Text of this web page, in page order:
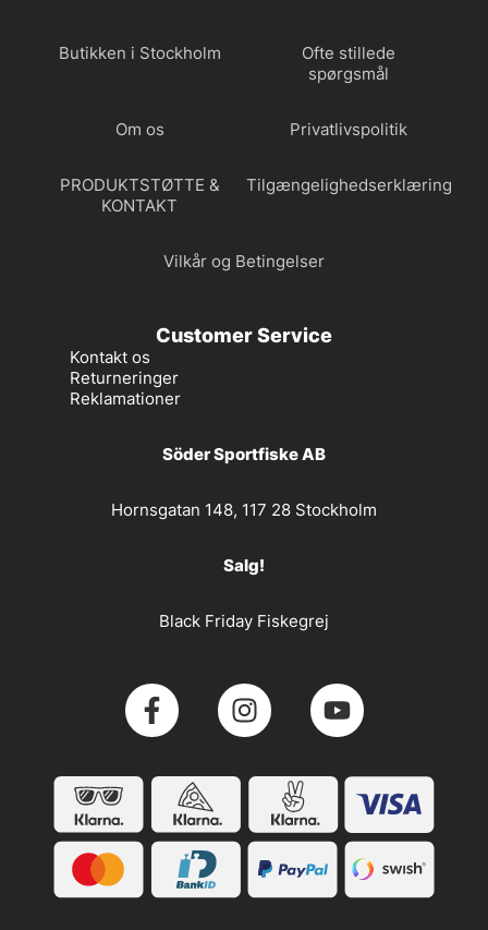
Butikken i Stockholm
Ofte stillede
spørgsmål
Om os Privatlivspolitik
PRODUKTSTØTTE &
KONTAKT
Tilgængelighedserklæring
Vilkår og Betingelser
Customer Service
Kontakt os
Returneringer
Reklamationer
Söder Sportfiske AB
Hornsgatan 148, 117 28 Stockholm
Salg!
Black Friday Fiskegrej